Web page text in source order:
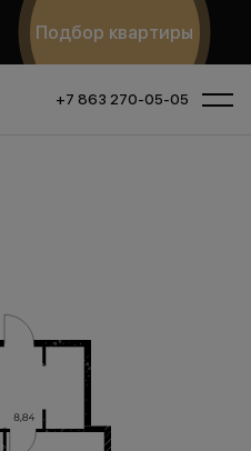
Подбор квартиры
+7 863 270-05-05